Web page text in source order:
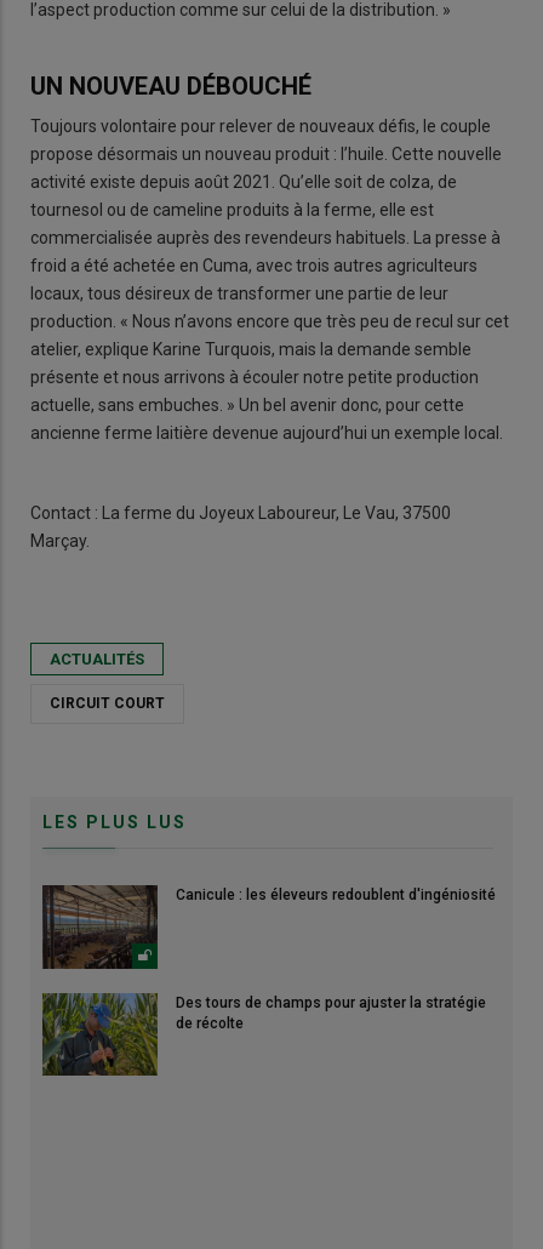
l’aspect production comme sur celui de la distribution. »
UN NOUVEAU DÉBOUCHÉ
Toujours volontaire pour relever de nouveaux défis, le couple
propose désormais un nouveau produit : l’huile. Cette nouvelle
activité existe depuis août 2021. Qu’elle soit de colza, de
tournesol ou de cameline produits à la ferme, elle est
commercialisée auprès des revendeurs habituels. La presse à
froid a été achetée en Cuma, avec trois autres agriculteurs
locaux, tous désireux de transformer une partie de leur
production. « Nous n’avons encore que très peu de recul sur cet
atelier, explique Karine Turquois, mais la demande semble
présente et nous arrivons à écouler notre petite production
actuelle, sans embuches. » Un bel avenir donc, pour cette
ancienne ferme laitière devenue aujourd’hui un exemple local.
Contact : La ferme du Joyeux Laboureur, Le Vau, 37500
Marçay.
ACTUALITÉS
CIRCUIT COURT
LES PLUS LUS
Canicule : les éleveurs redoublent d'ingéniosité
Des tours de champs pour ajuster la stratégie
de récolte